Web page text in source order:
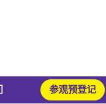
参观预登记